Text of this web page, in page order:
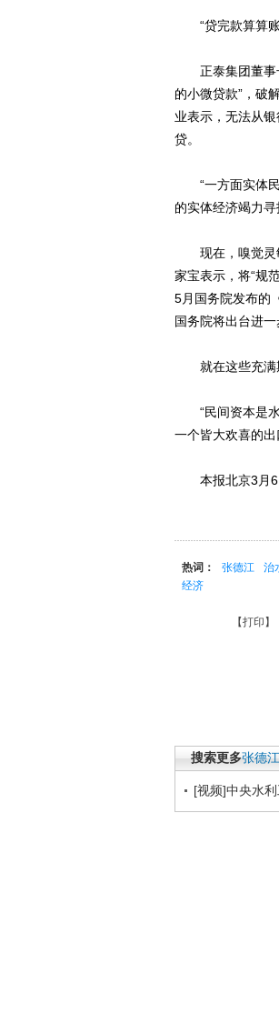
“贷完款算算账
正泰集团董事长
的小微贷款”，破
业表示，无法从
贷。
“一方面实体民
的实体经济竭力寻
现在，嗅觉灵敏
家宝表示，将“规
5月国务院发布的
国务院将出台进一
就在这些充满期
“民间资本是水
一个皆大欢喜的出
本报北京3月6
热词： 张德江 治
经济
【打印 】
搜索更多张德江
[视频]中央水